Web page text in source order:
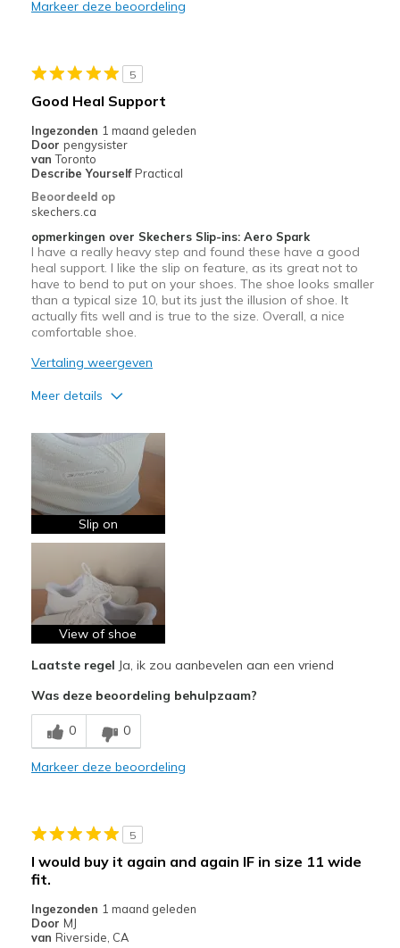
Markeer deze beoordeling
5
Good Heal Support
Ingezonden 1 maand geleden
Door pengysister
van Toronto
Describe Yourself Practical
Beoordeeld op
skechers.ca
opmerkingen over Skechers Slip-ins: Aero Spark
I have a really heavy step and found these have a good
heal support. I like the slip on feature, as its great not to
have to bend to put on your shoes. The shoe looks smaller
than a typical size 10, but its just the illusion of shoe. It
actually fits well and is true to the size. Overall, a nice
comfortable shoe.
Vertaling weergeven
Meer details
Attractive Design
Breathe Well
Comfortable
Stylish
Beste toepassingen
Going Out
Travel
Width
Feels true to width
Slip on
View of shoe
Laatste regel Ja, ik zou aanbevelen aan een vriend
Was deze beoordeling behulpzaam?
0 0
Markeer deze beoordeling
5
I would buy it again and again IF in size 11 wide
fit.
Ingezonden 1 maand geleden
Door MJ
van Riverside, CA